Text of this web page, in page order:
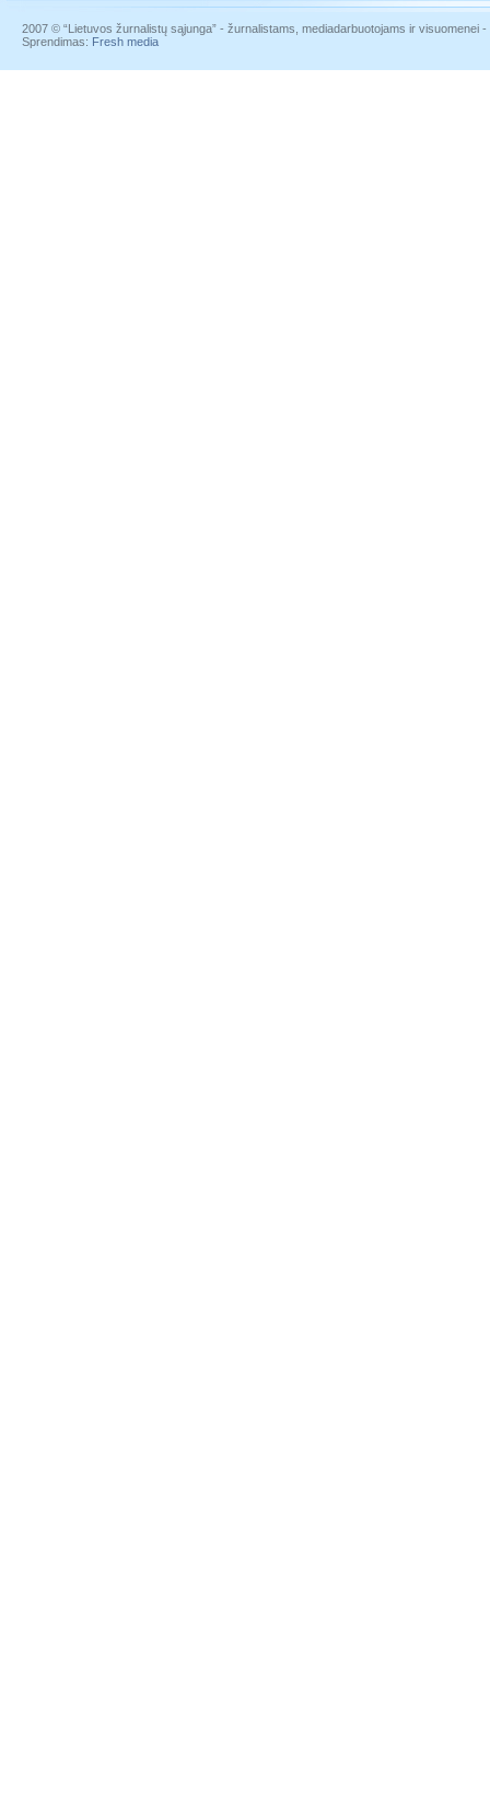
2007 © “Lietuvos žurnalistų sąjunga” - žurnalistams, mediadarbuotojams ir visuomenei
Sprendimas: Fresh media